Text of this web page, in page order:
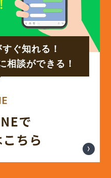
ぐ知れる！
相談ができる！